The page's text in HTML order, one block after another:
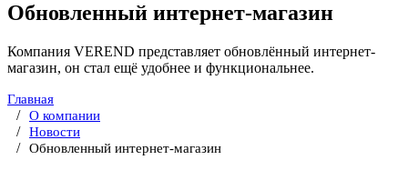
Обновленный интернет-магазин
Компания VEREND представляет обновлённый интернет-
магазин, он стал ещё удобнее и функциональнее.
Главная
О компании
Новости
Обновленный интернет-магазин